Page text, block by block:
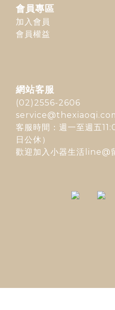
會員專區
加入會員
會員權益
網站客服
(02)2556-2606
客服時間：週一至週五
日公休）
歡迎加入 小器生活line@